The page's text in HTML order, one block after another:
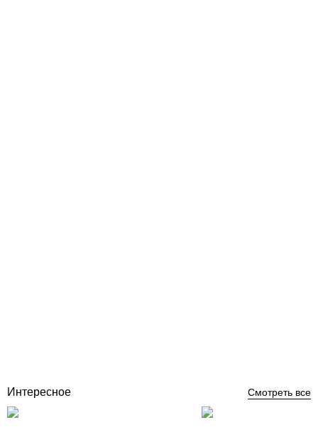
Интересное Смотреть все